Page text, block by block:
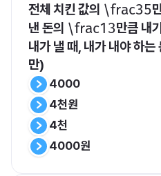
전체 치킨 값의 ​\frac35​
낸 돈의 ​\frac13​만큼 내
내가 낼 때, 내가 내야 하
만)
4000
4천원
4천
4000원